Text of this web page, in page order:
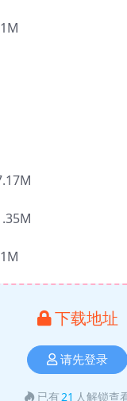
下载地址
请先登录
已有21 人解锁查